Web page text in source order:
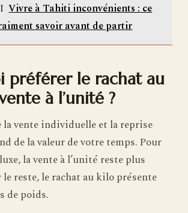
Vivre à Tahiti inconvénients : ce
savoir avant de partir
préférer le rachat au
à l’unité ?
la vente individuelle et la reprise
de la valeur de votre temps. Pour
la vente à l’unité reste plus
le reste, le rachat au kilo présente
de poids.